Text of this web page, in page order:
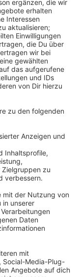
kostenlosen
Nachrichten,
- wir